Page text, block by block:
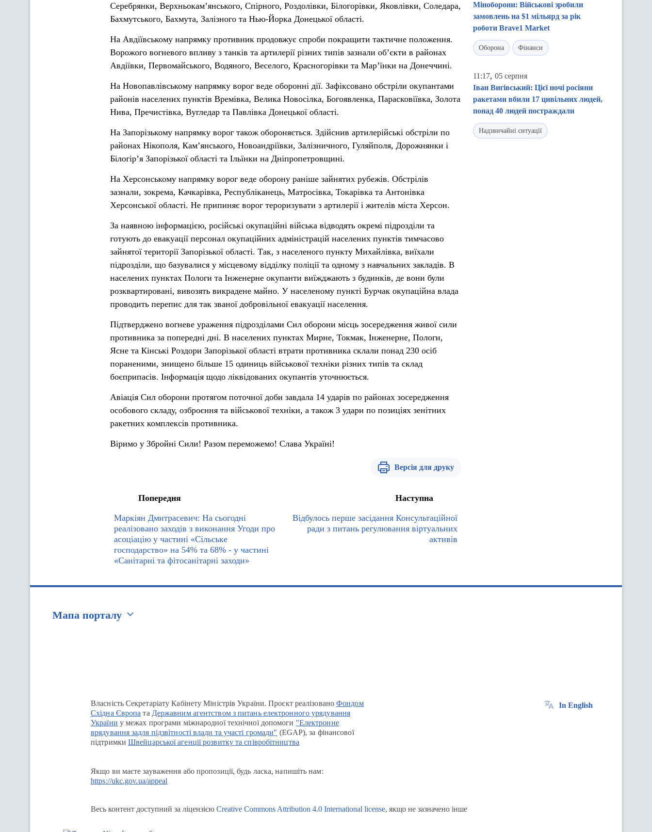
Серебрянки, Верхньокам’янського, Спірного, Роздолівки, Білогорівки, Яковлівки, Соледара,
Бахмутського, Бахмута, Залізного та Нью-Йорка Донецької області.
На Авдіївському напрямку противник продовжує спроби покращити тактичне положення.
Ворожого вогневого впливу з танків та артилерії різних типів зазнали обʼєкти в районах
Авдіївки, Первомайського, Водяного, Веселого, Красногорівки та Мар’їнки на Донеччині.
На Новопавлівському напрямку ворог веде оборонні дії. Зафіксовано обстріли окупантами
районів населених пунктів Времівка, Велика Новосілка, Богоявленка, Парасковіївка, Золота
Нива, Пречистівка, Вугледар та Павлівка Донецької області.
На Запорізькому напрямку ворог також обороняється. Здійснив артилерійські обстріли по
районах Нікополя, Кам’янського, Новоандріївки, Залізничного, Гуляйполя, Дорожнянки і
Білогір’я Запорізької області та Ільїнки на Дніпропетровщині.
На Херсонському напрямку ворог веде оборону раніше зайнятих рубежів. Обстрілів
зазнали, зокрема, Качкарівка, Республіканець, Матросівка, Токарівка та Антонівка
Херсонської області. Не припиняє ворог тероризувати з артилерії і жителів міста Херсон.
За наявною інформацією, російські окупаційні війська відводять окремі підрозділи та
готують до евакуації персонал окупаційних адміністрацій населених пунктів тимчасово
зайнятої території Запорізької області. Так, з населеного пункту Михайлівка, виїхали
підрозділи, що базувалися у місцевому відділку поліції та одному з навчальних закладів. В
населених пунктах Пологи та Інженерне окупанти виїжджають з будинків, де вони були
розквартировані, вивозять викрадене майно. У населеному пункті Бурчак окупаційна влада
проводить перепис для так званої добровільної евакуації населення.
Підтверджено вогневе ураження підрозділами Сил оборони місць зосередження живої сили
противника за попередні дні. В населених пунктах Мирне, Токмак, Інженерне, Пологи,
Ясне та Кінські Роздори Запорізької області втрати противника склали понад 230 осіб
пораненими, знищено більше 15 одиниць військової техніки різних типів та склад
боєприпасів. Інформація щодо ліквідованих окупантів уточнюється.
Авіація Сил оборони протягом поточної доби завдала 14 ударів по районах зосередження
особового складу, озброєння та військової техніки, а також 3 удари по позиціях зенітних
ракетних комплексів противника.
Віримо у Збройні Сили! Разом переможемо! Слава Україні!
Версія для друку
Попередня
Маркіян Дмитрасевич: На сьогодні
реалізовано заходів з виконання Угоди про
асоціацію у частині «Сільське
господарство» на 54% та 68% - у частині
«Санітарні та фітосанітарні заходи»
Наступна
Відбулось перше засідання Консультаційної
ради з питань регулювання віртуальних
активів
Міноборони: Військові зробили
замовлень на $1 мільярд за рік
роботи Brave1 Market
Оборона Фінанси
11:17, 05 серпня
Іван Вигівський: Цієї ночі росіяни
ракетами вбили 17 цивільних людей,
понад 40 людей постраждали
Надзвичайні ситуації
Мапа порталу
Власність Секретаріату Кабінету Міністрів України. Проєкт реалізованоФондом
Східна Європа та Державним агентством з питань електронного урядування
України у межах програми міжнародної технічної допомоги "Електронне
врядування задля підзвітності влади та участі громади" (EGAP), за фінансової
підтримки Швейцарської агенції розвитку та співробітництва
Якщо ви маєте зауваження або пропозиції, будь ласка, напишіть нам:
https://ukc.gov.ua/appeal
In English
Весь контент доступний за ліцензією Creative Commons Attribution 4.0 International license, якщо не зазначено інше